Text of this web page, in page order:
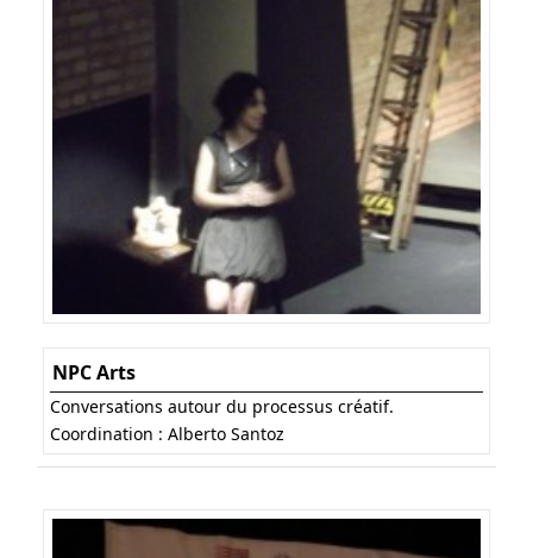
NPC Arts
Conversations autour du processus créatif.
Coordination : Alberto Santoz